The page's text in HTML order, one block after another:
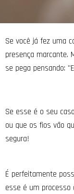
Se você já fez uma
presença marcante.
se pega pensando:
Se esse é o seu
ou que os fios vão
segura!
É perfeitamente
esse é um